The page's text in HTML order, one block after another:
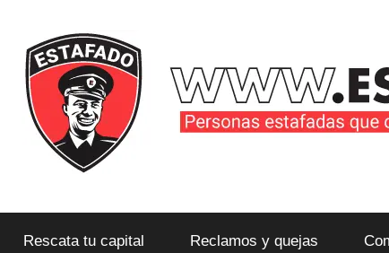
contenido
estafadas
que
Rescata tu capital Reclamos y quejas